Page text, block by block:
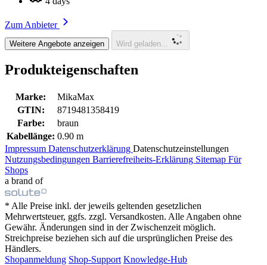
Zum Anbieter
Weitere Angebote anzeigen Wird geladen...
Produkteigenschaften
Marke:
MikaMax
GTIN:
8719481358419
Farbe:
braun
Kabellänge: 0.90 m
Impressum Datenschutzerklärung Datenschutzeinstellungen
Nutzungsbedingungen Barrierefreiheits-Erklärung Sitemap Für
Shops
a brand of
* Alle Preise inkl. der jeweils geltenden gesetzlichen
Mehrwertsteuer, ggfs. zzgl. Versandkosten. Alle Angaben ohne
Gewähr. Änderungen sind in der Zwischenzeit möglich.
Streichpreise beziehen sich auf die ursprünglichen Preise des
Händlers.
Shopanmeldung Shop-Support Knowledge-Hub